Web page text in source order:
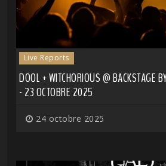
Live Reports
DOOL + WITCHORIOUS @ BACKSTAGE
- 23 OCTOBRE 2025
24 octobre 2025